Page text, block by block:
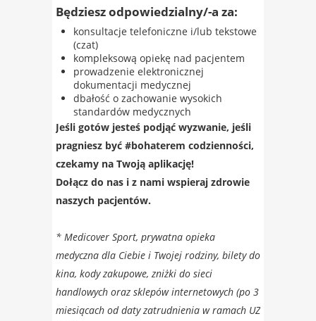
Będziesz odpowiedzialny/-a za:
konsultacje telefoniczne i/lub tekstowe
(czat)
kompleksową opiekę nad pacjentem
prowadzenie elektronicznej
dokumentacji medycznej
dbałość o zachowanie wysokich
standardów medycznych
Jeśli gotów jesteś podjąć wyzwanie, jeśli
pragniesz być #bohaterem codzienności,
czekamy na Twoją aplikację!​
Dołącz do nas i z nami wspieraj zdrowie
naszych pacjentów.
* Medicover Sport, prywatna opieka
medyczna dla Ciebie i Twojej rodziny, bilety do
kina, kody zakupowe, zniżki do sieci
handlowych oraz sklepów internetowych (po 3
miesiącach od daty zatrudnienia w ramach UZ